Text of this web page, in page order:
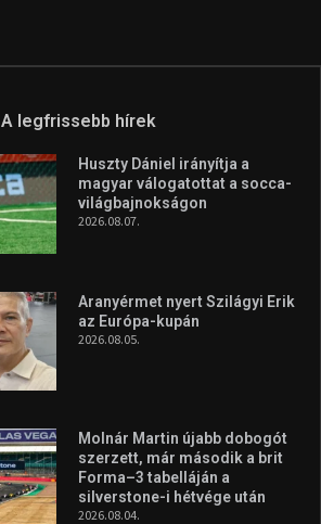
A legfrissebb hírek
Huszty Dániel irányítja a
magyar válogatottat a socca-
világbajnokságon
2026.08.07.
Aranyérmet nyert Szilágyi Erik
az Európa-kupán
2026.08.05.
Molnár Martin újabb dobogót
szerzett, már második a brit
Forma–3 tabelláján a
silverstone-i hétvége után
2026.08.04.